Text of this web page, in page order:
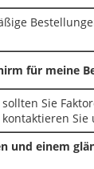
für meine
Sie
Sie
und einem